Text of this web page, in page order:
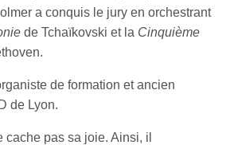
a conquis le jury en orchestrant
de Tchaïkovski et la Cinquième
de formation et ancien
de Lyon.
cache pas sa joie. Ainsi, il